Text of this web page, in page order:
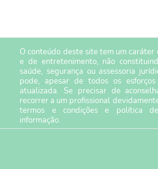
O conteúdo deste site tem um
e de entretenimento, não
saúde, segurança ou assessoria
pode, apesar de todos os
atualizada. Se precisar de
recorrer a um profissional
termos e condiçõese política
informação.